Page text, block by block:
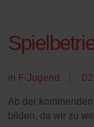
in F-Jugend
Ab der
bilden, da wir zu